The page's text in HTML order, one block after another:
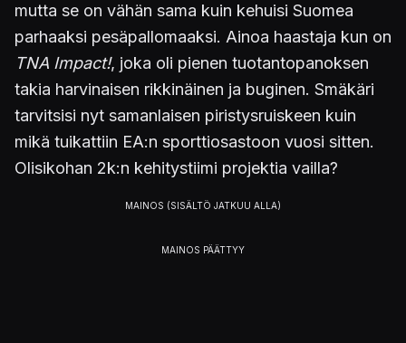
mutta se on vähän sama kuin kehuisi Suomea
parhaaksi pesäpallomaaksi. Ainoa haastaja kun on
TNA Impact!, joka oli pienen tuotantopanoksen
takia harvinaisen rikkinäinen ja buginen. Smäkäri
tarvitsisi nyt samanlaisen piristysruiskeen kuin
mikä tuikattiin EA:n sporttiosastoon vuosi sitten.
Olisikohan 2k:n kehitystiimi projektia vailla?